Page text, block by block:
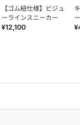
【ゴム紐仕様】ビジュ
ーラインスニーカー
¥12,100